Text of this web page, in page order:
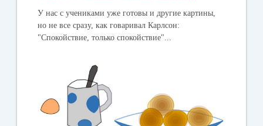
У нас с учениками уже готовы и другие картины,
но не все сразу, как говаривал Карлсон:
"Спокойствие, только спокойствие"...